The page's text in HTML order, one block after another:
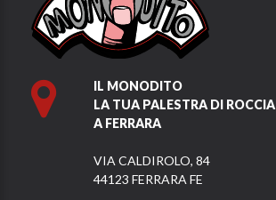
IL MONODITO
LA TUA PALESTRA DI ROCCIA
A FERRARA
VIA CALDIROLO, 84
44123 FERRARA FE